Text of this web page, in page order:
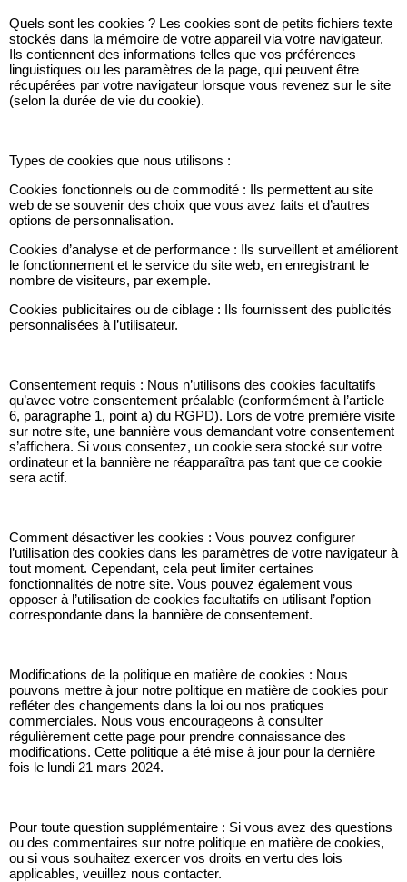
Quels sont les cookies ? Les cookies sont de petits fichiers texte
stockés dans la mémoire de votre appareil via votre navigateur.
Ils contiennent des informations telles que vos préférences
linguistiques ou les paramètres de la page, qui peuvent être
récupérées par votre navigateur lorsque vous revenez sur le site
(selon la durée de vie du cookie).
Types de cookies que nous utilisons :
Cookies fonctionnels ou de commodité : Ils permettent au site
web de se souvenir des choix que vous avez faits et d’autres
options de personnalisation.
Cookies d’analyse et de performance : Ils surveillent et améliorent
le fonctionnement et le service du site web, en enregistrant le
nombre de visiteurs, par exemple.
Cookies publicitaires ou de ciblage : Ils fournissent des publicités
personnalisées à l’utilisateur.
Consentement requis : Nous n’utilisons des cookies facultatifs
qu’avec votre consentement préalable (conformément à l’article
6, paragraphe 1, point a) du RGPD). Lors de votre première visite
sur notre site, une bannière vous demandant votre consentement
s’affichera. Si vous consentez, un cookie sera stocké sur votre
ordinateur et la bannière ne réapparaîtra pas tant que ce cookie
sera actif.
Comment désactiver les cookies : Vous pouvez configurer
l’utilisation des cookies dans les paramètres de votre navigateur à
tout moment. Cependant, cela peut limiter certaines
fonctionnalités de notre site. Vous pouvez également vous
opposer à l’utilisation de cookies facultatifs en utilisant l’option
correspondante dans la bannière de consentement.
Modifications de la politique en matière de cookies : Nous
pouvons mettre à jour notre politique en matière de cookies pour
refléter des changements dans la loi ou nos pratiques
commerciales. Nous vous encourageons à consulter
régulièrement cette page pour prendre connaissance des
modifications. Cette politique a été mise à jour pour la dernière
fois le lundi 21 mars 2024.
Pour toute question supplémentaire : Si vous avez des questions
ou des commentaires sur notre politique en matière de cookies,
ou si vous souhaitez exercer vos droits en vertu des lois
applicables, veuillez nous contacter.